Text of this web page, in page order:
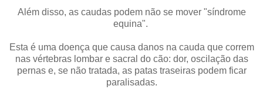
Além disso, as caudas podem não se mover "síndrome
equina".
Esta é uma doença que causa danos na cauda que correm
nas vértebras lombar e sacral do cão: dor, oscilação das
pernas e, se não tratada, as patas traseiras podem ficar
paralisadas.